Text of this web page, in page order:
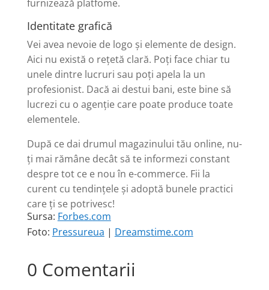
furnizează platfome.
Identitate grafică
Vei avea nevoie de logo și elemente de design.
Aici nu există o rețetă clară. Poți face chiar tu
unele dintre lucruri sau poți apela la un
profesionist. Dacă ai destui bani, este bine să
lucrezi cu o agenție care poate produce toate
elementele.
După ce dai drumul magazinului tău online, nu-
ți mai rămâne decât să te informezi constant
despre tot ce e nou în e-commerce. Fii la
curent cu tendințele și adoptă bunele practici
care ți se potrivesc!
Sursa: Forbes.com
Foto: Pressureua | Dreamstime.com
0 Comentarii